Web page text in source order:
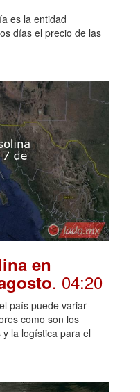
es la entidad
días el precio de las
en
. 04:20
país puede variar
como son los
la logística para el